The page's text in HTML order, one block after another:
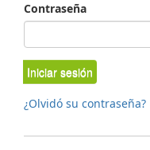
Contraseña
Iniciar sesión
¿Olvidó su contraseña?